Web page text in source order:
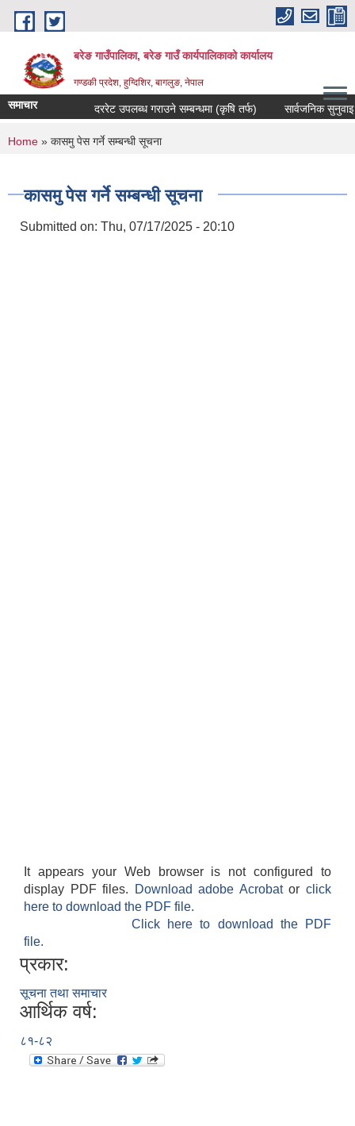
Skip to main content
बरेङ गाउँपालिका, बरेङ गाउँ कार्यपालिकाको कार्यालय
गण्डकी प्रदेश, हुग्दिशिर, बागलुङ, नेपाल
समाचार दररेट उपलब्ध गराउने सम्बन्धमा (कृषि तर्फ) सार्वजनिक सुनुवाइ
You are here
Home » कासमु पेस गर्ने सम्बन्धी सूचना
कासमु पेस गर्ने सम्बन्धी सूचना
Submitted on: Thu, 07/17/2025 - 20:10
It appears your Web browser is not configured to
display PDF files.
Download adobe Acrobatorclick
here to download the PDF file.
Click here to download the PDF
file.
प्रकार:
सूचना तथा समाचार
आर्थिक वर्ष:
८१-८२